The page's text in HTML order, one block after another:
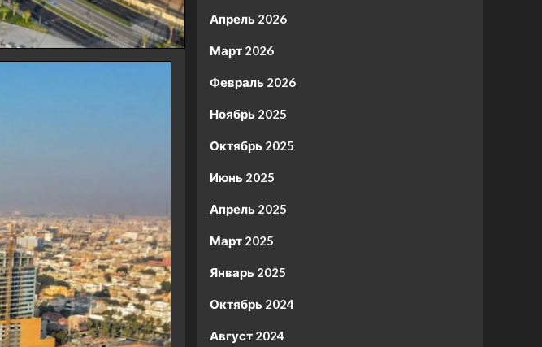
Апрель 2026
Март 2026
Февраль 2026
Ноябрь 2025
Октябрь 2025
Июнь 2025
Апрель 2025
Март 2025
Январь 2025
Октябрь 2024
Август 2024